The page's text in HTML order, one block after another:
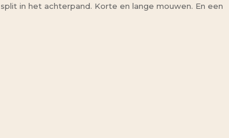
in het achterpand. Korte en lange mouwen. En een